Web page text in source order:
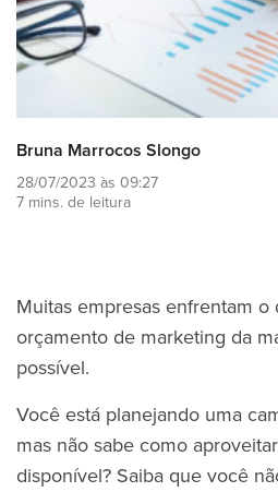
Bruna Marrocos Slongo
28/07/2023 às 09:27
7 mins. de leitura
Muitas empresas enfrentam o
orçamento de marketing da
possível.
Você está planejando uma
mas não sabe como
disponível? Saiba que você